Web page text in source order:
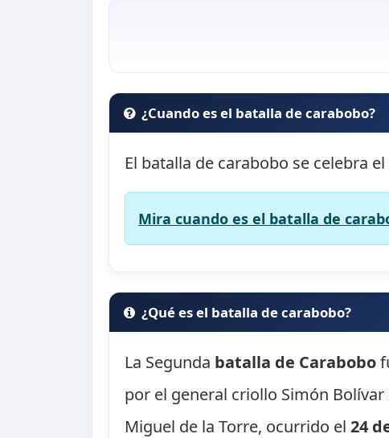
¿Cuando es el batalla de carabobo?
El batalla de carabobo se celebra el
Mira cuando es el batalla de
¿Qué es el batalla de carabobo?
La Segunda batalla de Carabobo
por el general criollo Simón
Miguel de la Torre, ocurrido el24